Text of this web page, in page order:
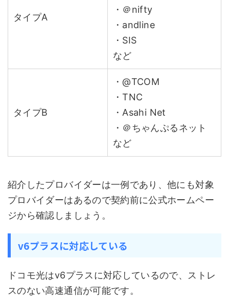
タイプA
・＠nifty
・andline
・SIS
など
タイプB
・@TCOM
・TNC
・Asahi Net
・＠ちゃんぷるネット
など
紹介したプロバイダーは一例であり、他にも対象
プロバイダーはあるので契約前に公式ホームペー
ジから確認しましょう。
v6プラスに対応している
ドコモ光はv6プラスに対応しているので、ストレ
スのない高速通信が可能です。